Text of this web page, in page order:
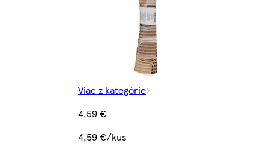
Viac z kategórie
4,59 €
4,59 €/kus